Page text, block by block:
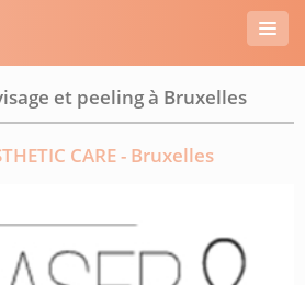
et peeling à Bruxelles
CARE - Bruxelles